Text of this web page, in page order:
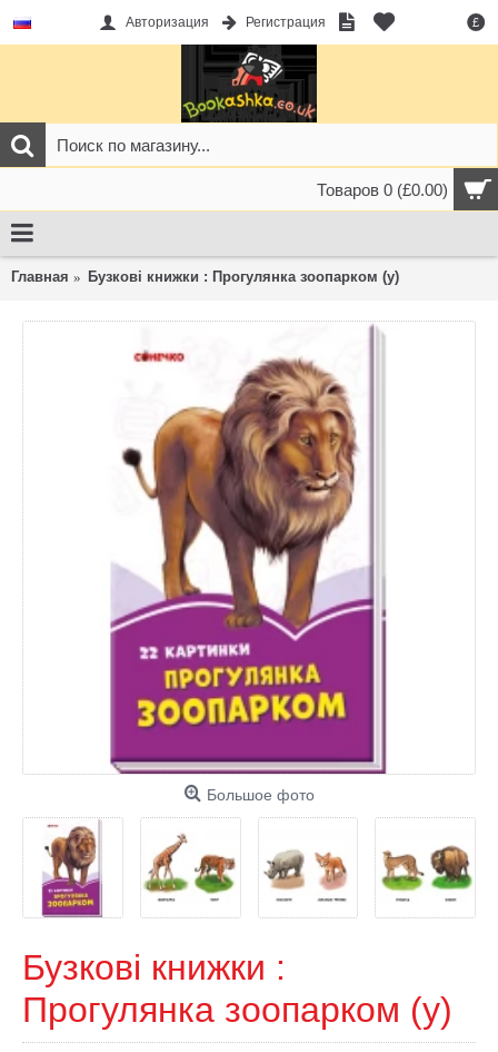
£
Авторизация Регистрация
Товаров 0 (£0.00)
Главная Бузкові книжки : Прогулянка зоопарком (у)
Большое фото
Бузкові книжки :
Прогулянка зоопарком (у)